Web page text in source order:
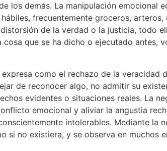
los demás. La manipulación emocional
frecuentemente groceros,
de la verdad o la justicia, todo
que se ha dicho o ejecutado
como el rechazo de la veracidad
de reconocer algo, no admitir su
evidentes o situaciones reales. La
emocional y aliviar la angustia
intolerables. Mediante la
si no existiera, y se observa en muchos